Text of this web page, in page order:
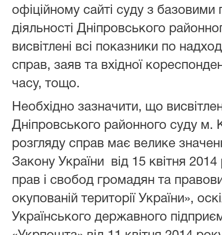
офіційному сайті суду з
діяльності Дніпровського
висвітлені всі показники по
справ, заяв та вхідної
часу, тощо.
Необхідно зазначити, що
Дніпровського районного суду
розгляду справ має велике
Закону України від 15 квітня
прав і свобод громадян та
окупованій території України»,
Українського державного